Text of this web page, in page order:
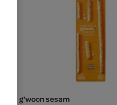
g'woon sesam